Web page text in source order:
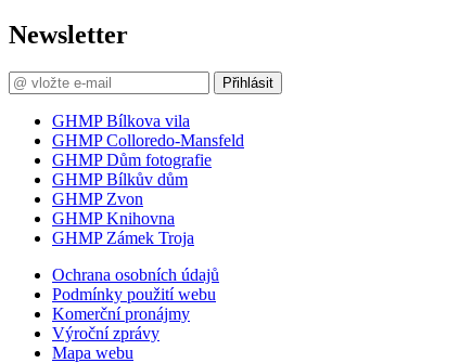
Newsletter
Přihlásit
GHMP Bílkova vila
GHMP Colloredo-Mansfeld
GHMP Dům fotografie
GHMP Bílkův dům
GHMP Zvon
GHMP Knihovna
GHMP Zámek Troja
Ochrana osobních údajů
Podmínky použití webu
Komerční pronájmy
Výroční zprávy
Mapa webu